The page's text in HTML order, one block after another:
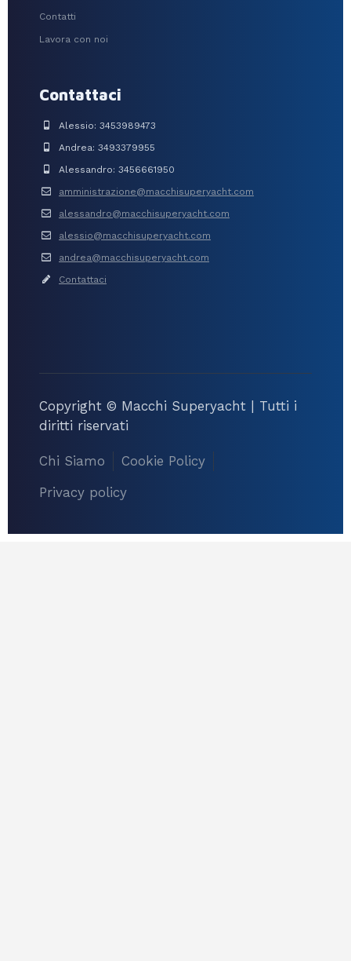
Contatti
Lavora con noi
Contattaci
Alessio: 3453989473
Andrea: 3493379955
Alessandro: 3456661950
amministrazione@macchisuperyacht.com
alessandro@macchisuperyacht.com
alessio@macchisuperyacht.com
andrea@macchisuperyacht.com
Contattaci
Copyright © Macchi Superyacht | Tutti i
diritti riservati
Chi Siamo
Cookie Policy
Privacy policy